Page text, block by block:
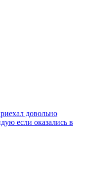
довольно
если оказались в